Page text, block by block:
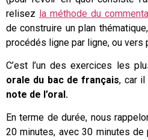
relisez la méthode du
de construire un plan
procédés ligne par ligne, ou vers
C’est l’un des exercices les
orale du bac de français, car il
note de l’oral.
En terme de durée, nous
20 minutes, avec 30 minutes de